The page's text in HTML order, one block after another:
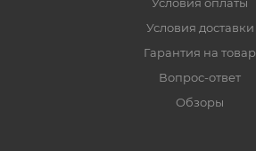
Условия оплаты
Условия доставки
Гарантия на товар
Вопрос-ответ
Обзоры